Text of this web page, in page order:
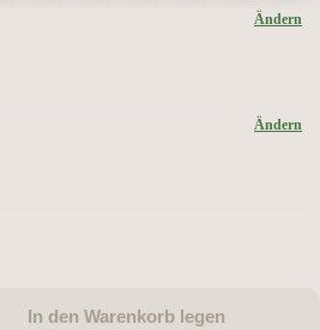
Ändern
Ändern
In den Warenkorb legen